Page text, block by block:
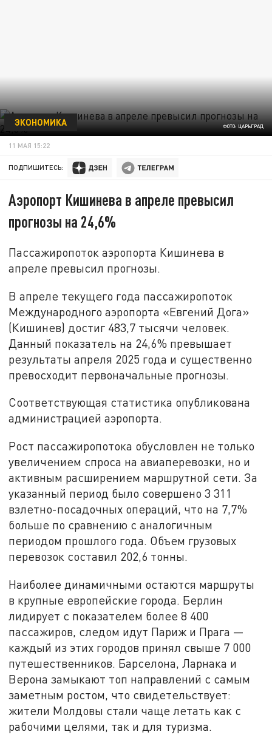
ФОТО: ЦАРЬГРАД
ЭКОНОМИКА
11 МАЯ 15:22
ПОДПИШИТЕСЬ:
Аэропорт Кишинева в апреле превысил
прогнозы на 24,6%
Пассажиропоток аэропорта Кишинева в
апреле превысил прогнозы.
В апреле текущего года пассажиропоток
Международного аэропорта «Евгений Дога»
(Кишинев) достиг 483,7 тысячи человек.
Данный показатель на 24,6% превышает
результаты апреля 2025 года и существенно
превосходит первоначальные прогнозы.
Соответствующая статистика опубликована
администрацией аэропорта.
Рост пассажиропотока обусловлен не только
увеличением спроса на авиаперевозки, но и
активным расширением маршрутной сети. За
указанный период было совершено 3 311
взлетно-посадочных операций, что на 7,7%
больше по сравнению с аналогичным
периодом прошлого года. Объем грузовых
перевозок составил 202,6 тонны.
Наиболее динамичными остаются маршруты
в крупные европейские города. Берлин
лидирует с показателем более 8 400
пассажиров, следом идут Париж и Прага —
каждый из этих городов принял свыше 7 000
путешественников. Барселона, Ларнака и
Верона замыкают топ направлений с самым
заметным ростом, что свидетельствует:
жители Молдовы стали чаще летать как с
рабочими целями, так и для туризма.